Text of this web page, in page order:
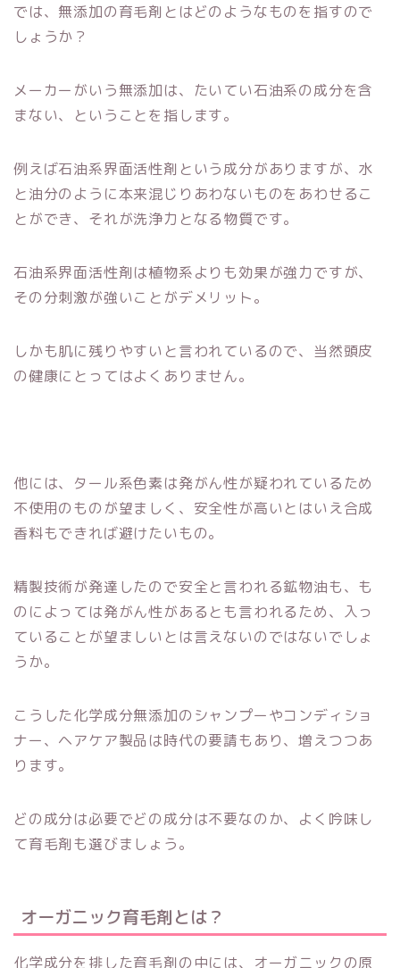
では、無添加の育毛剤とはどのようなものを指すので
しょうか？
メーカーがいう無添加は、たいてい石油系の成分を含
まない、ということを指します。
例えば石油系界面活性剤という成分がありますが、水
と油分のように本来混じりあわないものをあわせるこ
とができ、それが洗浄力となる物質です。
石油系界面活性剤は植物系よりも効果が強力ですが、
その分刺激が強いことがデメリット。
しかも肌に残りやすいと言われているので、当然頭皮
の健康にとってはよくありません。
他には、タール系色素は発がん性が疑われているため
不使用のものが望ましく、安全性が高いとはいえ合成
香料もできれば避けたいもの。
精製技術が発達したので安全と言われる鉱物油も、も
のによっては発がん性があるとも言われるため、入っ
ていることが望ましいとは言えないのではないでしょ
うか。
こうした化学成分無添加のシャンプーやコンディショ
ナー、ヘアケア製品は時代の要請もあり、増えつつあ
ります。
どの成分は必要でどの成分は不要なのか、よく吟味し
て育毛剤も選びましょう。
オーガニック育毛剤とは？
化学成分を排した育毛剤の中には、オーガニックの原